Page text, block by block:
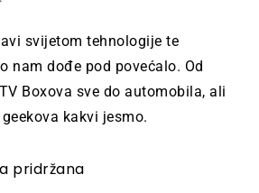
svijetom tehnologije te
nam dođe pod povećalo. Od
Boxova sve do automobila, ali
kakvi jesmo.
pridržana